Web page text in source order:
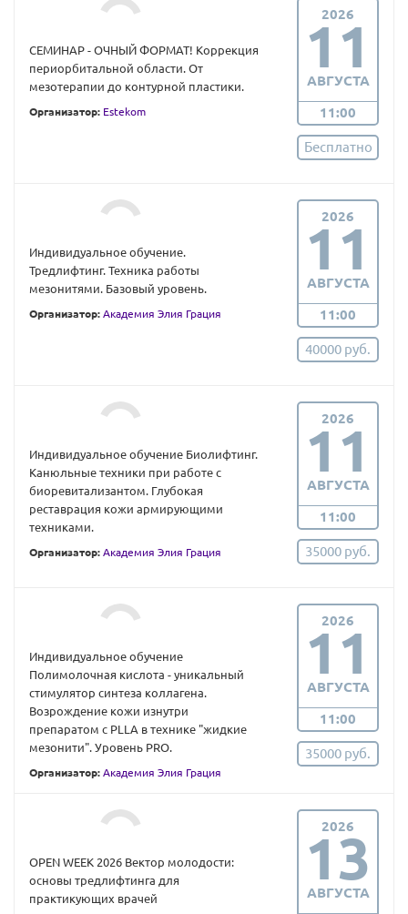
СЕМИНАР - ОЧНЫЙ ФОРМАТ! Коррекция
периорбитальной области. От
мезотерапии до контурной пластики.
Организатор: Estekom
2026
11
АВГУСТА
11:00
Бесплатно
Индивидуальное обучение.
Тредлифтинг. Техника работы
мезонитями. Базовый уровень.
Организатор: Академия Элия Грация
2026
11
АВГУСТА
11:00
40000 руб.
Индивидуальное обучение Биолифтинг.
Канюльные техники при работе с
биоревитализантом. Глубокая
реставрация кожи армирующими
техниками.
Организатор: Академия Элия Грация
2026
11
АВГУСТА
11:00
35000 руб.
Индивидуальное обучение
Полимолочная кислота - уникальный
стимулятор синтеза коллагена.
Возрождение кожи изнутри
препаратом с PLLA в технике "жидкие
мезонити". Уровень PRO.
Организатор: Академия Элия Грация
2026
11
АВГУСТА
11:00
35000 руб.
ОPEN WEEK 2026 Вектор молодости:
основы тредлифтинга для
практикующих врачей
2026
13
АВГУСТА